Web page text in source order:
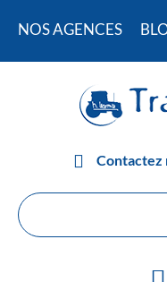
NOS AGENCES
Contactez